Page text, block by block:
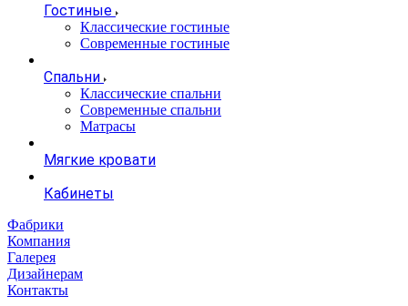
Гостиные
Классические гостиные
Современные гостиные
Спальни
Классические спальни
Современные спальни
Матрасы
Мягкие кровати
Кабинеты
Фабрики
Компания
Галерея
Дизайнерам
Контакты